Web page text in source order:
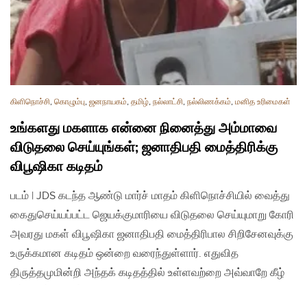
கிளிநொச்சி, கொழும்பு, ஜனநாயகம், தமிழ், நல்லாட்சி, நல்லிணக்கம், மனித உரிமைகள்
உங்களது மகளாக என்னை நினைத்து அம்மாவை
விடுதலை செய்யுங்கள்; ஜனாதிபதி மைத்திரிக்கு
விபூஷிகா கடிதம்
படம் | JDS கடந்த ஆண்டு மார்ச் மாதம் கிளிநொச்சியில் வைத்து
கைதுசெய்யப்பட்ட ஜெயக்குமாரியை விடுதலை செய்யுமாறு கோரி
அவரது மகள் விபூஷிகா ஜனாதிபதி மைத்திரிபால சிறிசேனவுக்கு
உருக்கமான கடிதம் ஒன்றை வரைந்துள்ளார். எதுவித
திருத்தமுமின்றி அந்தக் கடிதத்தில் உள்ளவற்றை அவ்வாறே கீழ்